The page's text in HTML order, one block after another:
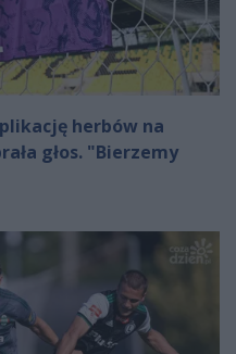
herbów na
głos. "Bierzemy